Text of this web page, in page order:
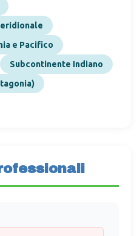
e Pacifico
Subcontinente Indiano